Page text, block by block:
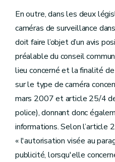
En outre, dans les deux
caméras de surveillance
doit faire l’objet d’un avis
préalable du conseil
lieu concerné et la finalité
sur le type de caméra
mars 2007 et article 25/4
police), donnant donc
informations. Selon l’article
« l'autorisation visée au
publicité, lorsqu'elle